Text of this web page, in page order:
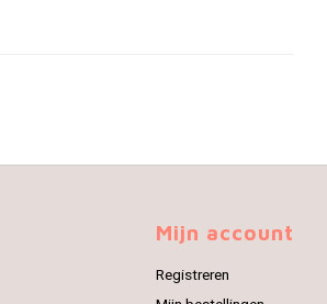
Mijn account
Registreren